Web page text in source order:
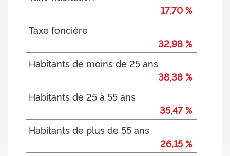
17,70 %
Taxe foncière
32,98 %
Habitants de moins de 25 ans
38,38 %
Habitants de 25 à 55 ans
35,47 %
Habitants de plus de 55 ans
26,15 %